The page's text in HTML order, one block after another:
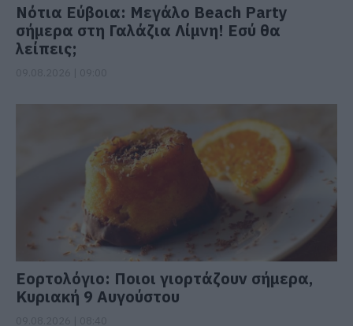
Νότια Εύβοια: Μεγάλο Beach Party
σήμερα στη Γαλάζια Λίμνη! Εσύ θα
λείπεις;
Εορτολόγιο: Ποιοι γιορτάζουν σήμερα,
Κυριακή 9 Αυγούστου